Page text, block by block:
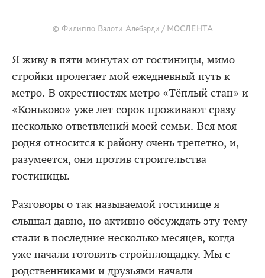
© Филиппо Валоти Алебарди / МОСЛЕНТА
Я живу в пяти минутах от гостиницы, мимо
стройки пролегает мой ежедневный путь к
метро. В окрестностях метро «Тёплый стан» и
«Коньково» уже лет сорок проживают сразу
несколько ответвлений моей семьи. Вся моя
родня относится к району очень трепетно, и,
разумеется, они против строительства
гостиницы.
Разговоры о так называемой гостинице я
слышал давно, но активно обсуждать эту тему
стали в последние несколько месяцев, когда
уже начали готовить стройплощадку. Мы с
родственниками и друзьями начали